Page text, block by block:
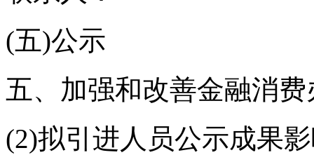
(五)公示
五、加强和改善金融消
(2)拟引进人员公示成果